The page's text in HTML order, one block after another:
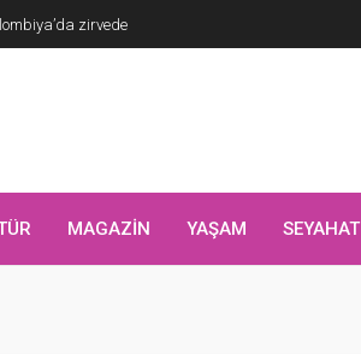
zirvede
MAGAZİN YAŞAM SEYAHAT